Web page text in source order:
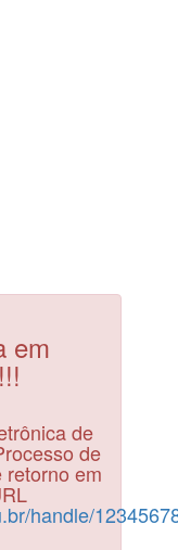
em
de
de
retorno em
handle/